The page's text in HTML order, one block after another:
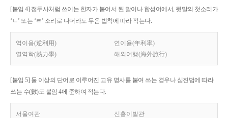
[붙임 4] 접두사처럼 쓰이는 한자가 붙어서 된 말이나 합성어에서, 뒷말의 첫소리가
‘ㄴ’ 또는 ‘ㄹ’ 소리로 나더라도 두음 법칙에 따라 적는다.
역이용(逆利用)
연이율(年利率)
열역학(熱力學)
해외여행(海外旅行)
[붙임 5] 둘 이상의 단어로 이루어진 고유 명사를 붙여 쓰는 경우나 십진법에 따라
쓰는 수(數)도 붙임 4에 준하여 적는다.
서울여관 신흥이발관